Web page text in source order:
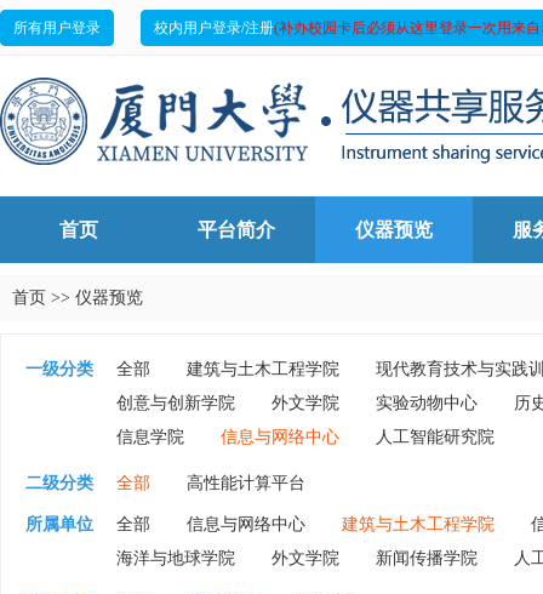
所有用户登录 校内用户登录/注册(补办校园卡后必须从这里登录一次用来
首页 平台简介 仪器预览 服
首页 >> 仪器预览
一级分类 全部 建筑与土木工程学院
现代教育技术与实践
创意与创新学院
外文学院 实验动物中心
历
信息学院
信息与网络中心 人工智能研究院
二级分类 全部 高性能计算平台
所属单位 全部 信息与网络中心 建筑与土木工程学院
海洋与地球学院
外文学院 新闻传播学院 人